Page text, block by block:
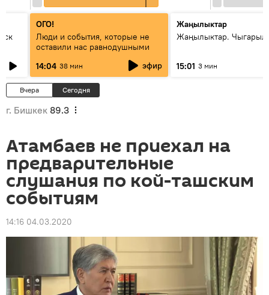
ОГО!
Люди и события, которые не
оставили нас равнодушными
14:04 38 мин эфир
Жаңылыктар
Жаңылыктар.
15:01 3 мин
Вчера Сегодня
г. Бишкек 89.3
Атамбаев не приехал на
предварительные
слушания по кой-ташским
событиям
14:16 04.03.2020